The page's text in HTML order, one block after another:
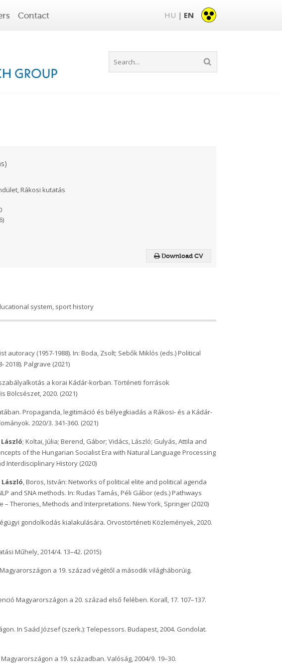
Contact HU | EN
Download CV
Rákosi kutatás
system, sport history
autoracy (1957-1988). In: Boda, Zsolt; Sebők Miklós (eds.) Political
2018). Palgrave (2021)
a korai Kádár-korban. Történeti források
Bölcsészet, 2020. (2021)
Propaganda, legitimáció és bélyegkiadás a Rákosi- és a Kádár-
2020/3. 341-360. (2021)
László; Koltai, Júlia; Berend, Gábor; Vidács, László; Gulyás, Attila and
of the Hungarian Socialist Era with Natural Language Processing
Interdisciplinary History (2020)
László, Boros, István: Networks of political elite and political agenda
and SNA methods. In: Rudas Tamás, Péli Gábor (eds.) Pathways
Therories, Methods and Interpretations. New York, Springer (2020)
gondolkodás kialakulására. Orvostörténeti Közlemények, 2020.
Műhely, 2014/4. 13–42. (2015)
a 19. század végétől a második világháborúig.
Magyarországon a 20. század első felében. Korall, 17. 107–137.
In Saád József (szerk.): Telepessors. Budapest, 2004. Gondolat.
a 19. században. Valóság, 2004/9. 19–30.